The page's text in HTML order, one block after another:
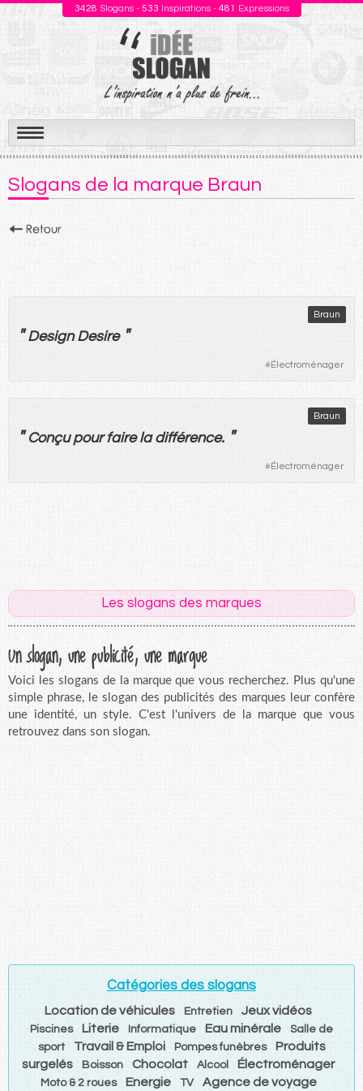
3428 Slogans - 533 Inspirations - 481 Expressions
Aller
au
contenu
Slogans de la marque Braun
Braun
"Design Desire "
#Électroménager
Braun
" Conçu pour faire la différence. "
#Électroménager
Les slogans des marques
Un slogan, une publicité, une marque
Voici les slogans de la marque que vous recherchez. Plus qu'une
simple phrase, le slogan des publicités des marques leur confère
une identité, un style. C'est l'univers de la marque que vous
retrouvez dans son slogan.
Catégories des slogans
Location de véhicules Entretien Jeux vidéos
Piscines Literie Informatique Eau minérale
Salle de
sport
Travail & Emploi Pompes funèbres
Produits
surgelés
Boisson Chocolat Alcool Électroménager
Moto & 2 roues Energie TV Agence de voyage